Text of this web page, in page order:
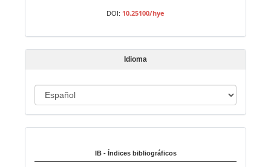
t
í
o
DOI: 10.25100/hye
Idioma
d
m
IB - Índices bibliográficos